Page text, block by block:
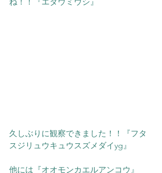
久しぶりに観察できました！！『フタ
スジリュウキュウスズメダイyg』
他には『オオモンカエルアンコウ』